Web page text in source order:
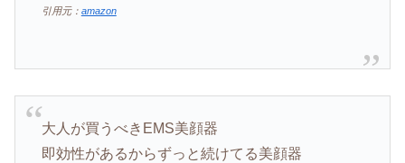
引用元： amazon
大人が買うべきEMS美顔器
即効性があるからずっと続けてる美顔器